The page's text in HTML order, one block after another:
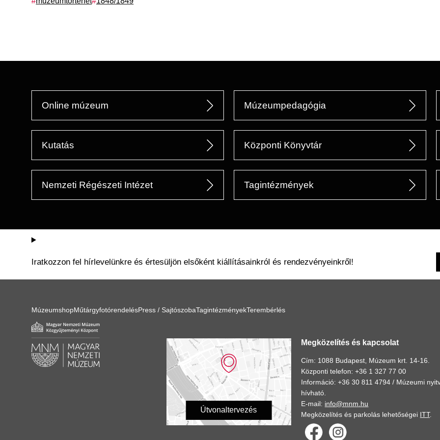
Online múzeum Múzeumpedagógia
Kutatás Központi Könyvtár
Nemzeti Régészeti Intézet Tagintézmények
Iratkozzon fel hírlevelünkre és értesüljön elsőként kiállításainkról és rendezvényeinkről!
MúzeumshopMűtárgyfotórendelésPress / SajtószobaTagintézményekTerembérlés
Útvonaltervezés
Megközelítés és kapcsolat
Cím: 1088 Budapest, Múzeum krt. 14-16.
Központi telefon: +36 1 327 77 00
Információ: +36 30 811 4794 / Múzeumi
hívható.
E-mail: info@mnm.hu
Megközelítés és parkolás lehetőségei ITT.